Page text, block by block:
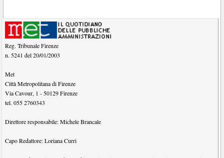
Reg. Tribunale Firenze
n. 5241 del 20/01/2003
Met
Città Metropolitana di Firenze
Via Cavour, 1 - 50129 Firenze
tel.055 2760343
Direttore responsabile:Michele Brancale
Capo Redattore:Loriana Curri